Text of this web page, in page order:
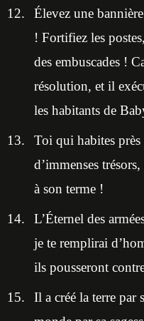
Élevez une
! Fortifiez les
des embuscades !
résolution, et il
les habitants de
Toi qui habites près
d’immenses
à son terme !
L’Éternel des
je te remplirai
ils pousseront
Il a créé la terre par